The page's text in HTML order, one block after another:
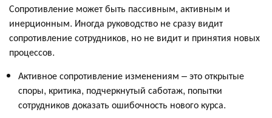
Сопротивление может быть пассивным, активным и
инерционным. Иногда руководство не сразу видит
сопротивление сотрудников, но не видит и принятия новых
процессов.
Активное сопротивление изменениям – это открытые
споры, критика, подчеркнутый саботаж, попытки
сотрудников доказать ошибочность нового курса.